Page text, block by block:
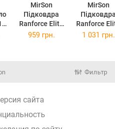
MirSon
Підковдра
Ranforce Elite
17-0718
MirSon
Ranforce
17-0718
959 грн. 1 031 грн.
Фильтр
сайта